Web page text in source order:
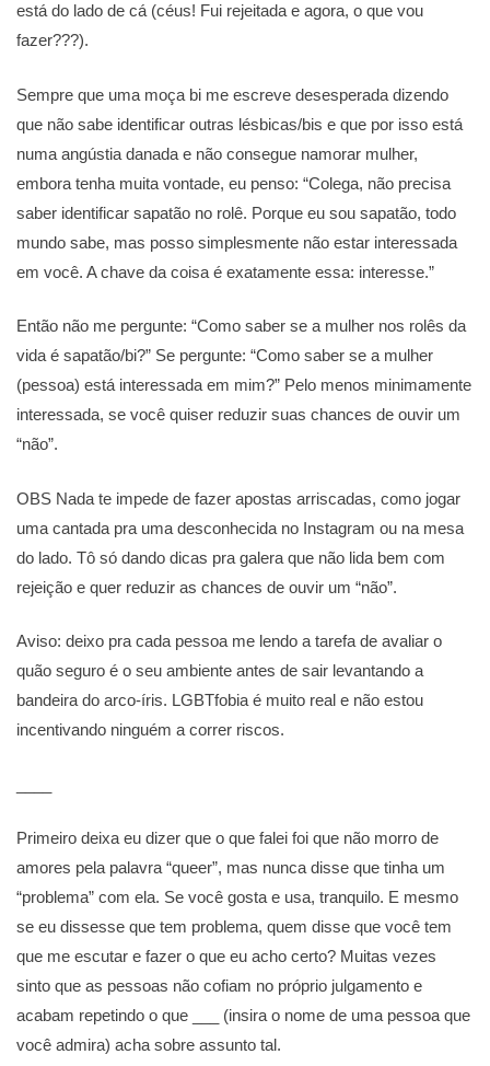
está do lado de cá (céus! Fui rejeitada e agora, o que vou
fazer???).
Sempre que uma moça bi me escreve desesperada dizendo
que não sabe identificar outras lésbicas/bis e que por isso está
numa angústia danada e não consegue namorar mulher,
embora tenha muita vontade, eu penso: “Colega, não precisa
saber identificar sapatão no rolê. Porque eu sou sapatão, todo
mundo sabe, mas posso simplesmente não estar interessada
em você. A chave da coisa é exatamente essa: interesse.”
Então não me pergunte: “Como saber se a mulher nos rolês da
vida é sapatão/bi?” Se pergunte: “Como saber se a mulher
(pessoa) está interessada em mim?” Pelo menos minimamente
interessada, se você quiser reduzir suas chances de ouvir um
“não”.
OBS Nada te impede de fazer apostas arriscadas, como jogar
uma cantada pra uma desconhecida no Instagram ou na mesa
do lado. Tô só dando dicas pra galera que não lida bem com
rejeição e quer reduzir as chances de ouvir um “não”.
Aviso: deixo pra cada pessoa me lendo a tarefa de avaliar o
quão seguro é o seu ambiente antes de sair levantando a
bandeira do arco-íris. LGBTfobia é muito real e não estou
incentivando ninguém a correr riscos.
Primeiro deixa eu dizer que o que falei foi que não morro de
amores pela palavra “queer”, mas nunca disse que tinha um
“problema” com ela. Se você gosta e usa, tranquilo. E mesmo
se eu dissesse que tem problema, quem disse que você tem
que me escutar e fazer o que eu acho certo? Muitas vezes
sinto que as pessoas não cofiam no próprio julgamento e
acabam repetindo o que ___ (insira o nome de uma pessoa que
você admira) acha sobre assunto tal.